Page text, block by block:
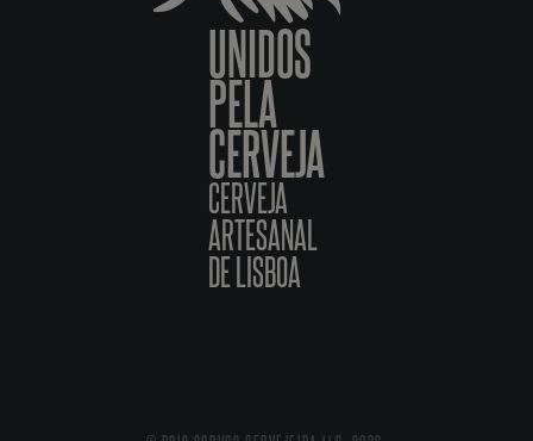
UNIDOS
PELA
CERVEJA
CERVEJA
ARTESANAL
DE LISBOA